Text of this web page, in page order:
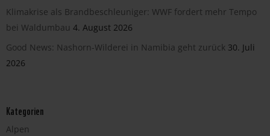
Klimakrise als Brandbeschleuniger: WWF fordert mehr Tempo
bei Waldumbau 4. August 2026
Good News: Nashorn-Wilderei in Namibia geht zurück 30. Juli
2026
Kategorien
Alpen